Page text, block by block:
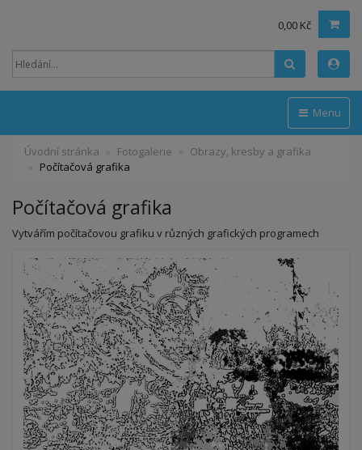
0,00 Kč
Menu
Úvodní stránka Fotogalerie
Obrazy, kresby a grafika
Počítačová grafika
Počítačová grafika
Vytvářím počítačovou grafiku v různých grafických programech